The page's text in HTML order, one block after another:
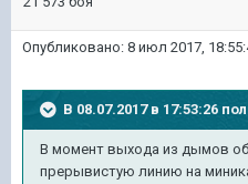
Опубликовано: 8 июл 2017,
В 08.07.2017 в 17:53:26
В момент выхода из дымов
прерывистую линию на